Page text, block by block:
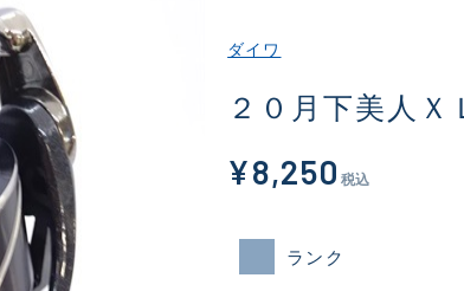
ダイワ
２０月下美人Ｘ
¥8,250 税込
ランク